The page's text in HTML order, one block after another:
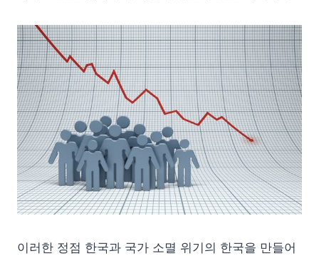
이러한 정점 한국과 국가 소멸 위기의 한국을 만들어